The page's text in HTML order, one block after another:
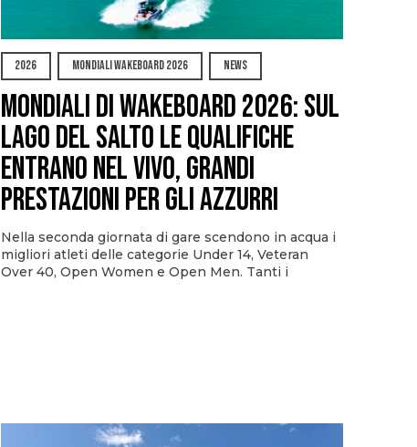
2026 MONDIALI WAKEBOARD 2026 NEWS
Mondiali di Wakeboard 2026: sul
Lago del Salto le qualifiche
entrano nel vivo, grandi
prestazioni per gli azzurri
Nella seconda giornata di gare scendono in acqua i
migliori atleti delle categorie Under 14, Veteran
Over 40, Open Women e Open Men. Tanti i